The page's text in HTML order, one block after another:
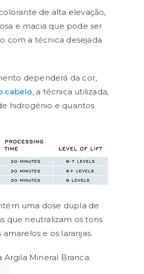
de alta elevação,
e macia que pode ser
com a técnica desejada
dependerá da cor,
cabelo, a técnica utilizada,
hidrogénio e quantos
uma dose dupla de
que neutralizam os tons
e os laranjas.
Mineral Branca: